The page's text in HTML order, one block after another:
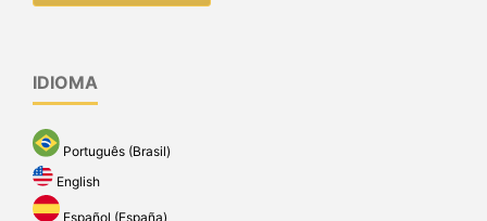
IDIOMA
Português (Brasil)
English
Español (España)